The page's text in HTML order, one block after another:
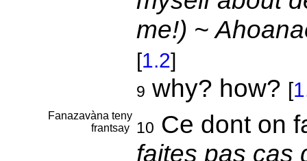
me!) ~
[1.2]
9 why? how? [
Fanazavàna teny
frantsay
10 Ce dont on
faites pas cas